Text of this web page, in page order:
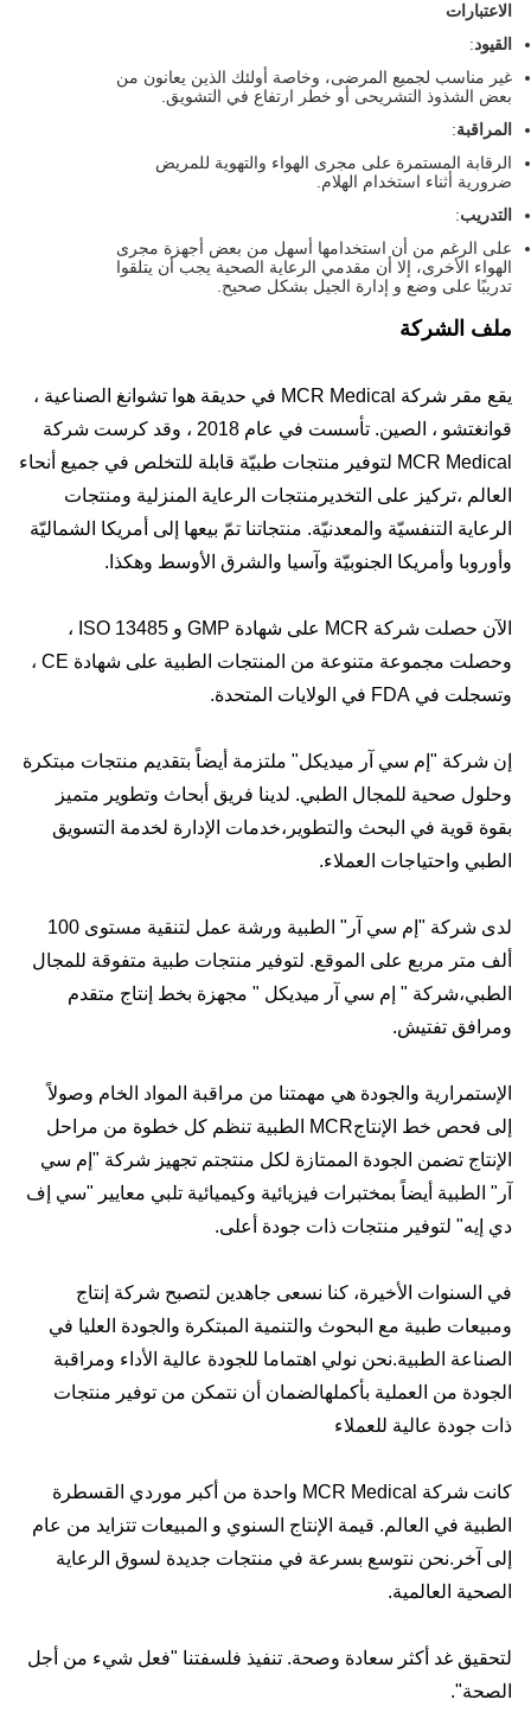
الاعتبارات
القيود:
غير مناسب لجميع المرضى، وخاصة أولئك الذين يعانون من
بعض الشذوذ التشريحى أو خطر ارتفاع في التشويق.
المراقبة:
الرقابة المستمرة على مجرى الهواء والتهوية للمريض
ضرورية أثناء استخدام الهلام.
التدريب:
على الرغم من أن استخدامها أسهل من بعض أجهزة مجرى
الهواء الأخرى، إلا أن مقدمي الرعاية الصحية يجب أن يتلقوا
تدريبًا على وضع و إدارة الجيل بشكل صحيح.
ملف الشركة
يقع مقر شركة MCR Medical في حديقة هوا تشوانغ الصناعية ،
قوانغتشو ، الصين. تأسست في عام 2018 ، وقد كرست شركة
MCR Medical لتوفير منتجات طبيّة قابلة للتخلص في جميع أنحاء
العالم ،تركيز على التخديرمنتجات الرعاية المنزلية ومنتجات
الرعاية التنفسيّة والمعدنيّة. منتجاتنا تمّ بيعها إلى أمريكا الشماليّة
وأوروبا وأمريكا الجنوبيّة وآسيا والشرق الأوسط وهكذا.
الآن حصلت شركة MCR على شهادة GMP و ISO 13485 ،
وحصلت مجموعة متنوعة من المنتجات الطبية على شهادة CE ،
وتسجلت في FDA في الولايات المتحدة.
إن شركة "إم سي آر ميديكل" ملتزمة أيضاً بتقديم منتجات مبتكرة
وحلول صحية للمجال الطبي. لدينا فريق أبحاث وتطوير متميز
بقوة قوية في البحث والتطوير،خدمات الإدارة لخدمة التسويق
الطبي واحتياجات العملاء.
لدى شركة "إم سي آر" الطبية ورشة عمل لتنقية مستوى 100
ألف متر مربع على الموقع. لتوفير منتجات طبية متفوقة للمجال
الطبي،شركة " إم سي آر ميديكل " مجهزة بخط إنتاج متقدم
ومرافق تفتيش.
الإستمرارية والجودة هي مهمتنا من مراقبة المواد الخام وصولاً
إلى فحص خط الإنتاجMCR الطبية تنظم كل خطوة من مراحل
الإنتاج تضمن الجودة الممتازة لكل منتجتم تجهيز شركة "إم سي
آر" الطبية أيضاً بمختبرات فيزيائية وكيميائية تلبي معايير "سي إف
دي إيه" لتوفير منتجات ذات جودة أعلى.
في السنوات الأخيرة، كنا نسعى جاهدين لتصبح شركة إنتاج
ومبيعات طبية مع البحوث والتنمية المبتكرة والجودة العليا في
الصناعة الطبية.نحن نولي اهتماما للجودة عالية الأداء ومراقبة
الجودة من العملية بأكملهالضمان أن نتمكن من توفير منتجات
ذات جودة عالية للعملاء
كانت شركة MCR Medical واحدة من أكبر موردي القسطرة
الطبية في العالم. قيمة الإنتاج السنوي و المبيعات تتزايد من عام
إلى آخر.نحن نتوسع بسرعة في منتجات جديدة لسوق الرعاية
الصحية العالمية.
لتحقيق غد أكثر سعادة وصحة. تنفيذ فلسفتنا "فعل شيء من أجل
الصحة".